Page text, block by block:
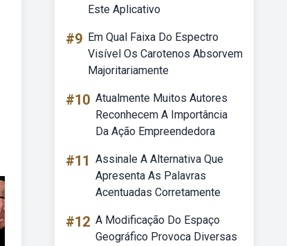
Este Aplicativo
#9 Em Qual Faixa Do Espectro
Visível Os Carotenos Absorvem
Majoritariamente
#10 Atualmente Muitos Autores
Reconhecem A Importância
Da Ação Empreendedora
#11 Assinale A Alternativa Que
Apresenta As Palavras
Acentuadas Corretamente
#12 A Modificação Do Espaço
Geográfico Provoca Diversas